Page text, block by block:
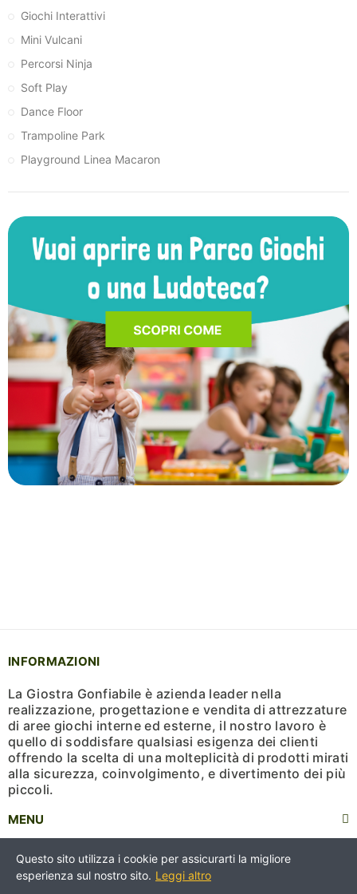
Giochi Interattivi
Mini Vulcani
Percorsi Ninja
Soft Play
Dance Floor
Trampoline Park
Playground Linea Macaron
INFORMAZIONI
La Giostra Gonfiabile è azienda leader nella
realizzazione, progettazione e vendita di attrezzature
di aree giochi interne ed esterne, il nostro lavoro è
quello di soddisfare qualsiasi esigenza dei clienti
offrendo la scelta di una molteplicità di prodotti mirati
alla sicurezza, coinvolgimento, e divertimento dei più
piccoli.
MENU
CERTIFICAZIONI
Copyright © 2023 Lagiostragonfiabile.it | P.Iva 07692091213
Questo sito utilizza i cookie per assicurarti la migliore
esperienza sul nostro sito. Leggi altro